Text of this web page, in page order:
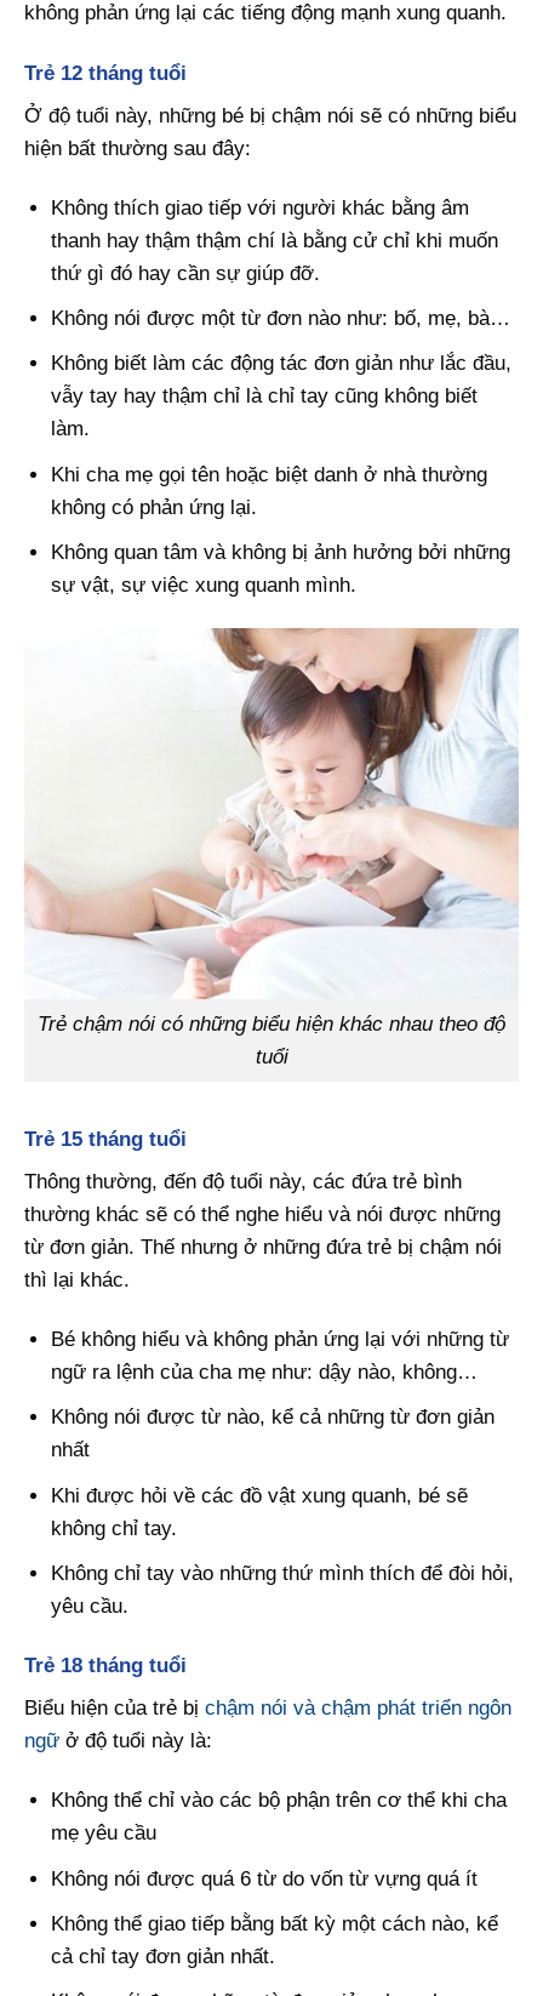
không phản ứng lại các tiếng động mạnh xung quanh.
Trẻ 12 tháng tuổi
Ở độ tuổi này, những bé bị chậm nói sẽ có những biểu
hiện bất thường sau đây:
Không thích giao tiếp với người khác bằng âm
thanh hay thậm thậm chí là bằng cử chỉ khi muốn
thứ gì đó hay cần sự giúp đỡ.
Không nói được một từ đơn nào như: bố, mẹ, bà…
Không biết làm các động tác đơn giản như lắc đầu,
vẫy tay hay thậm chỉ là chỉ tay cũng không biết
làm.
Khi cha mẹ gọi tên hoặc biệt danh ở nhà thường
không có phản ứng lại.
Không quan tâm và không bị ảnh hưởng bởi những
sự vật, sự việc xung quanh mình.
Trẻ chậm nói có những biểu hiện khác nhau theo độ
tuổi
Trẻ 15 tháng tuổi
Thông thường, đến độ tuổi này, các đứa trẻ bình
thường khác sẽ có thể nghe hiểu và nói được những
từ đơn giản. Thế nhưng ở những đứa trẻ bị chậm nói
thì lại khác.
Bé không hiểu và không phản ứng lại với những từ
ngữ ra lệnh của cha mẹ như: dậy nào, không…
Không nói được từ nào, kể cả những từ đơn giản
nhất
Khi được hỏi về các đồ vật xung quanh, bé sẽ
không chỉ tay.
Không chỉ tay vào những thứ mình thích để đòi hỏi,
yêu cầu.
Trẻ 18 tháng tuổi
Biểu hiện của trẻ bị chậm nói và chậm phát triển ngôn
ngữ ở độ tuổi này là:
Không thể chỉ vào các bộ phận trên cơ thể khi cha
mẹ yêu cầu
Không nói được quá 6 từ do vốn từ vựng quá ít
Không thể giao tiếp bằng bất kỳ một cách nào, kể
cả chỉ tay đơn giản nhất.